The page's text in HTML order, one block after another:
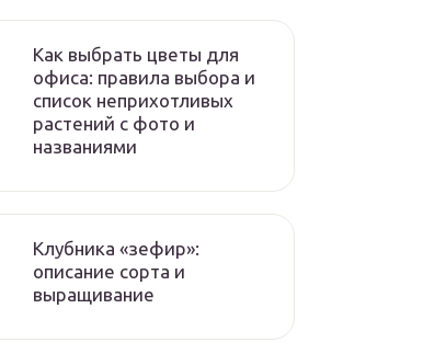
Как выбрать цветы для
офиса: правила выбора и
список неприхотливых
растений с фото и
названиями
Клубника «зефир»:
описание сорта и
выращивание